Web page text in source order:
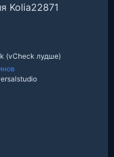
Kolia22871
(vCheck лудше)